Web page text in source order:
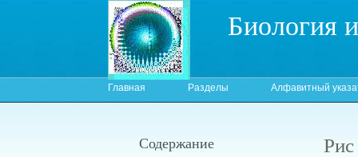
Биология
Главная Разделы Алфавитный
Содержание